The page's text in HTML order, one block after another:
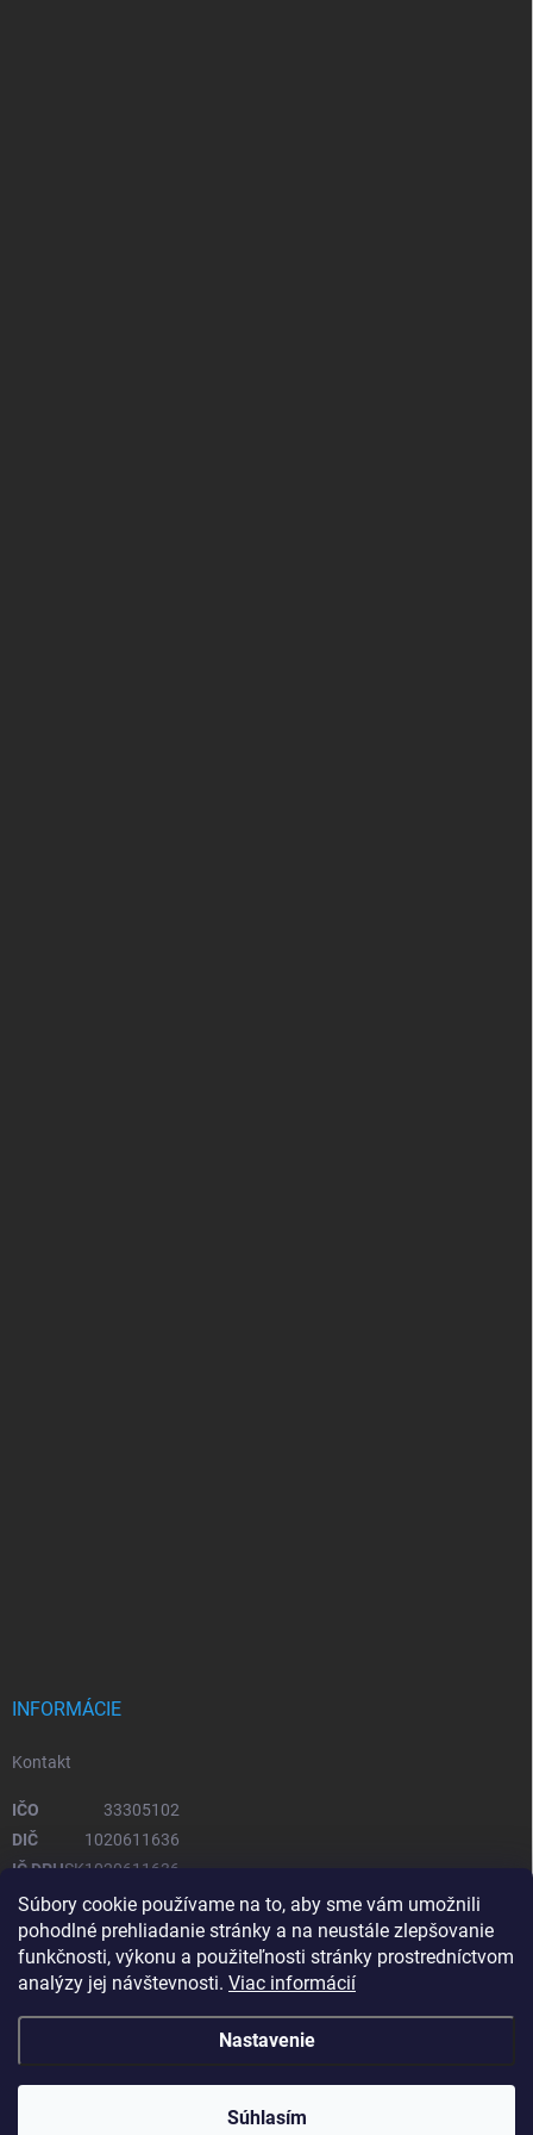
Súbory cookie používame na to, aby sme vám umožnili
pohodlné prehliadanie stránky a na neustále zlepšovanie
funkčnosti, výkonu a použiteľnosti stránky prostredníctvom
analýzy jej návštevnosti. Viac informácií
Nastavenie
Súhlasím
INFORMÁCIE
Kontakt
IČO
33305102
DIČ
1020611636
IČ DPHSK1020611636
OTVÁRACIE HODINY
Pondelok – piatok
Upratovacie stroje